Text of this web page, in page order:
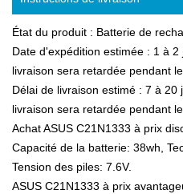
État du produit : Batterie de
Date d'expédition estimée : 1 à
livraison sera retardée pendant
Délai de livraison estimé : 7 à
livraison sera retardée pendant
Achat ASUS C21N1333 à prix
Capacité de la batterie: 38wh,
Tension des piles: 7.6V.
ASUS C21N1333 à prix